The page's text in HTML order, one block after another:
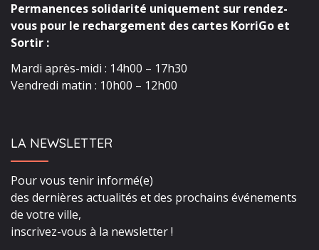
Permanences solidarité uniquement sur rendez-
vous pour le rechargement des cartes KorriGo et
Sortir :
Mardi après-midi : 14h00 – 17h30
Vendredi matin : 10h00 – 12h00
LA NEWSLETTER
Pour vous tenir informé(e)
des dernières actualités et des prochains événements
de votre ville,
inscrivez-vous à la newsletter !